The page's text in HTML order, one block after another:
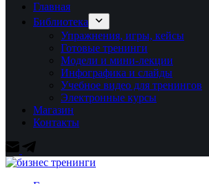
Главная
Библиотека
Упражнения, игры, кейсы
Готовые тренинги
Модели и мини-лекции
Инфографика и слайды
Учебное видео для тренингов
Электронные курсы
Магазин
Контакты